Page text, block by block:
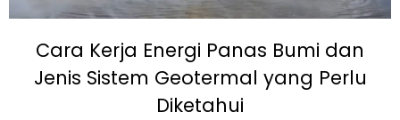
Cara Kerja Energi Panas Bumi dan
Jenis Sistem Geotermal yang Perlu
Diketahui